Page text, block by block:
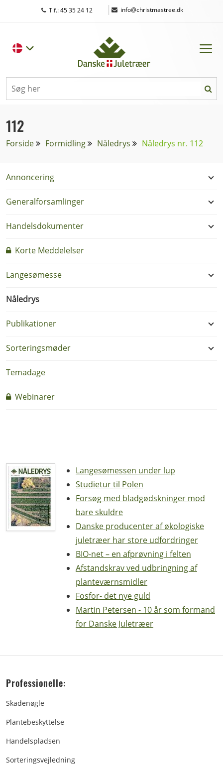
Tlf.: 45 35 24 12 | info@christmastree.dk
112
Forside Formidling Nåledrys Nåledrys nr. 112
Annoncering
Generalforsamlinger
Handelsdokumenter
Korte Meddelelser
Langesømesse
Nåledrys
Publikationer
Sorteringsmøder
Temadage
Webinarer
Langesømessen under lup
Studietur til Polen
Forsøg med bladgødskninger mod
bare skuldre
Danske producenter af økologiske
juletræer har store udfordringer
BIO-net – en afprøvning i felten
Afstandskrav ved udbringning af
planteværnsmidler
Fosfor- det nye guld
Martin Petersen - 10 år som formand
for Danske Juletræer
Professionelle:
Skadenøgle
Plantebeskyttelse
Handelspladsen
Sorteringsvejledning